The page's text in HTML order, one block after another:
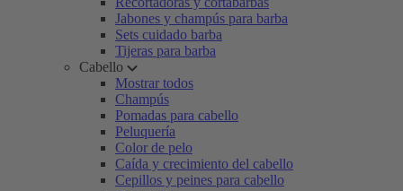
Jabones y champús para barba
Sets cuidado barba
Tijeras para barba
Cabello
Mostrar todos
Champús
Pomadas para cabello
Peluquería
Color de pelo
Caída y crecimiento del cabello
Cepillos y peines para cabello